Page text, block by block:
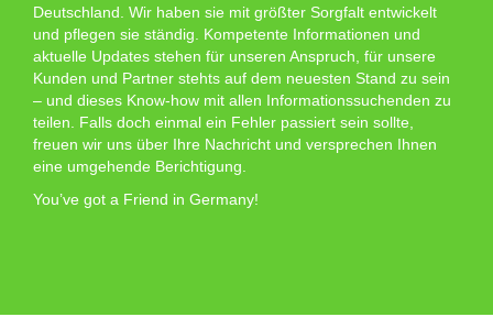
Deutschland. Wir haben sie mit größter Sorgfalt entwickelt
und pflegen sie ständig. Kompetente Informationen und
aktuelle Updates stehen für unseren Anspruch, für unsere
Kunden und Partner stehts auf dem neuesten Stand zu sein
– und dieses Know-how mit allen Informationssuchenden zu
teilen. Falls doch einmal ein Fehler passiert sein sollte,
freuen wir uns über Ihre Nachricht und versprechen Ihnen
eine umgehende Berichtigung.
You’ve got a Friend in Germany!